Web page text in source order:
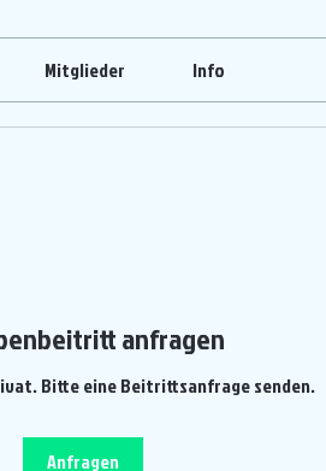
Mitglieder Info
anfragen
Bitte eine Beitrittsanfrage senden.
Anfragen